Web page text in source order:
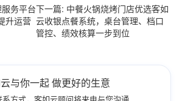
务平台
升运营
下一篇: 中餐火锅烧烤门店优选客如
云收银点餐系统，桌台管理、档口
管控、绩效核算一步到位
与你一起 做更好的生意